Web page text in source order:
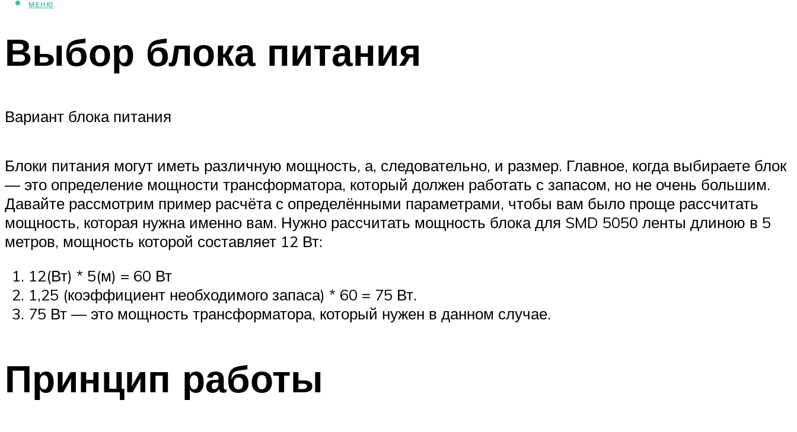
МЕНЮ
Выбор блока питания
Вариант блока питания
Блоки питания могут иметь различную мощность, а, следовательно, и размер. Главное, когда выбираете блок
— это определение мощности трансформатора, который должен работать с запасом, но не очень большим.
Давайте рассмотрим пример расчёта с определёнными параметрами, чтобы вам было проще рассчитать
мощность, которая нужна именно вам. Нужно рассчитать мощность блока для SMD 5050 ленты длиною в 5
метров, мощность которой составляет 12 Вт:
12(Вт) * 5(м) = 60 Вт
1,25 (коэффициент необходимого запаса) * 60 = 75 Вт.
75 Вт — это мощность трансформатора, который нужен в данном случае.
Принцип работы